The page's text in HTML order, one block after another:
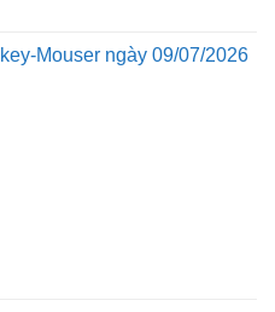
Mouser ngày 09/07/2026